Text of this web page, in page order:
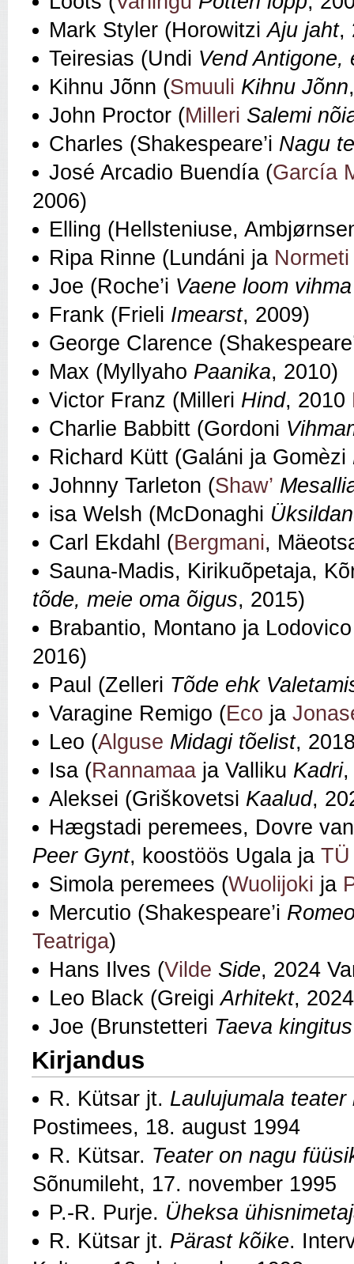
Mark Styler (HorowitziAju jaht,
Teiresias (Undi Vend Antigone,
Kihnu Jõnn (Smuuli Kihnu Jõnn
John Proctor (Milleri Salemi
Charles (Shakespeare’i Nagu
José Arcadio Buendía (García
2006)
Elling (Hellsteniuse,
Ripa Rinne (Lundáni ja Normeti
Joe (Roche’i Vaene loom
Frank (Frieli Imearst, 2009)
George Clarence
Max (Myllyaho Paanika, 2010)
Victor Franz (Milleri Hind, 2010
Charlie Babbitt (Gordoni
Richard Kütt (Galáni ja Gomèzi
Johnny Tarleton (Shaw’
isa Welsh (McDonaghi
Carl Ekdahl (Bergmani,
Sauna-Madis, Kirikuõpetaja,
tõde, meie oma õigus, 2015)
Brabantio, Montano ja
2016)
Paul (Zelleri Tõde ehk
Varagine Remigo (Eco ja
Leo (Alguse Midagi tõelist,
Isa (Rannamaa ja Valliku Kadri,
Aleksei (Griškovetsi Kaalud,
Hægstadi peremees, Dovre
Peer Gynt, koostöös Ugala ja
Simola peremees (Wuolijoki ja
Mercutio (Shakespeare’i
Teatriga)
Hans Ilves (Vilde Side, 2024
Leo Black (GreigiArhitekt,
Joe (Brunstetteri Taeva kingitus
Kirjandus
R. Kütsar jt. Laulujumala teater
Postimees, 18. august 1994
R. Kütsar. Teater on nagu
Sõnumileht, 17. november 1995
P.-R. Purje. Üheksa
R. Kütsar jt. Pärast kõike.